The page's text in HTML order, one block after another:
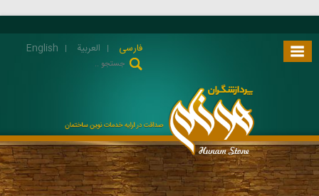
فارسی العربية English